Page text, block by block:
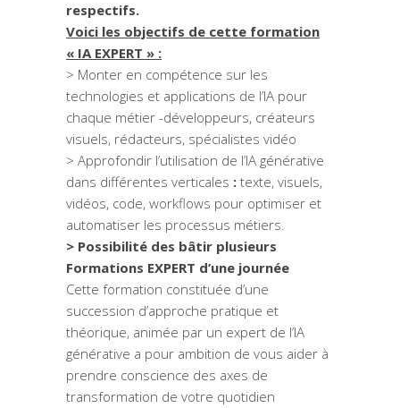
respectifs.
Voici les objectifs de cette formation
« IA EXPERT » :
> Monter en compétence sur les
technologies et applications de l’IA pour
chaque métier -développeurs, créateurs
visuels, rédacteurs, spécialistes vidéo
> Approfondir l’utilisation de l’IA générative
dans différentes verticales : texte, visuels,
vidéos, code, workflows pour optimiser et
automatiser les processus métiers.
> Possibilité des bâtir plusieurs
Formations EXPERT d’une journée
Cette formation constituée d’une
succession d’approche pratique et
théorique, animée par un expert de l’IA
générative a pour ambition de vous aider à
prendre conscience des axes de
transformation de votre quotidien